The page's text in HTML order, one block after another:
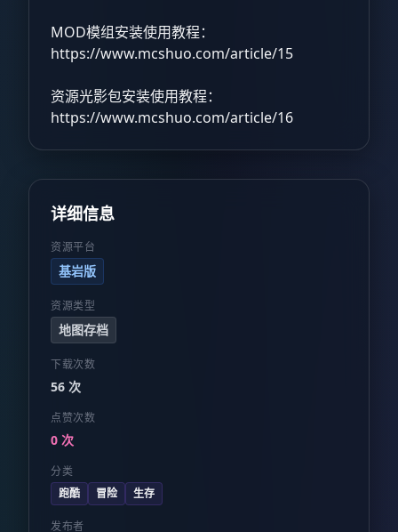
MOD模组安装使用教程：
https://www.mcshuo.com/article/15
资源光影包安装使用教程：
https://www.mcshuo.com/article/16
详细信息
资源平台
基岩版
资源类型
地图存档
下载次数
56 次
点赞次数
0 次
分类
跑酷
冒险 生存
发布者